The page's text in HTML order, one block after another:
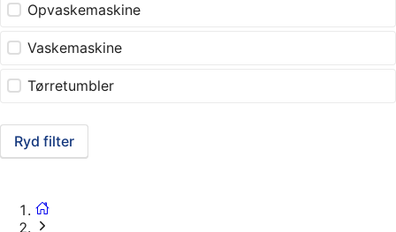
Opvaskemaskine
Vaskemaskine
Tørretumbler
Ryd filter